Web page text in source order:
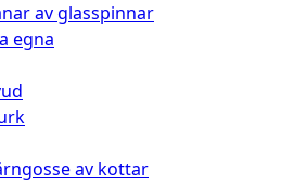
av glasspinnar
egna
av kottar